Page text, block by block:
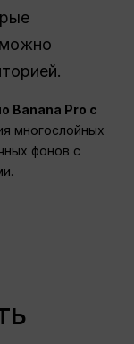
Banana Pro с
многослойных
фонов с